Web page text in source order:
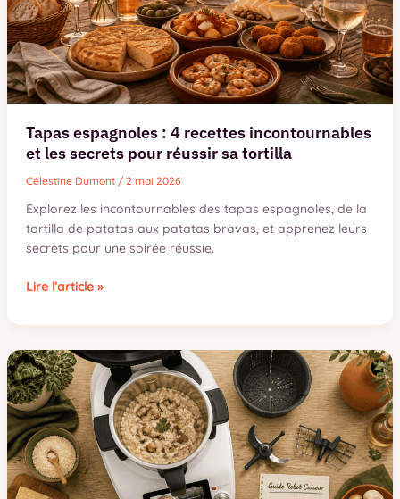
votre
succession
sans
stress
Tapas espagnoles : 4 recettes incontournables
et les secrets pour réussir sa tortilla
Célestine Dumont / 2 mai 2026
Explorez les incontournables des tapas espagnoles, de la
tortilla de patatas aux patatas bravas, et apprenez leurs
secrets pour une soirée réussie.
Tapas
recettes
incontournables
et
les
secrets
pour
réussir
Lire l’article »